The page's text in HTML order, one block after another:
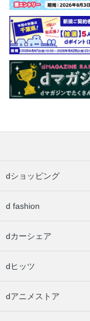
dショッピング
d fashion
dカーシェア
dヒッツ
dアニメストア